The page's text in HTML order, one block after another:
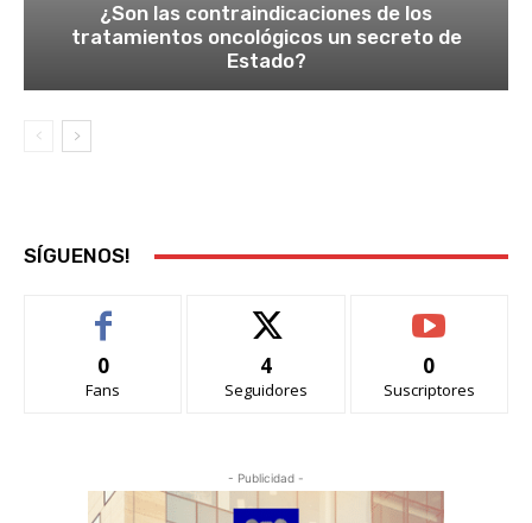
¿Son las contraindicaciones de los
tratamientos oncológicos un secreto de
Estado?
SÍGUENOS!
0
Fans
4
Seguidores
0
Suscriptores
- Publicidad -